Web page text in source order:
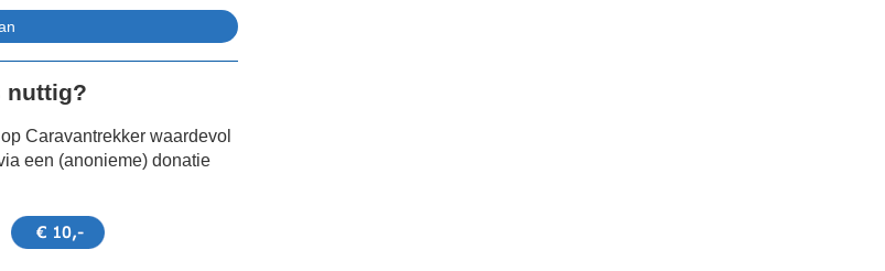
nuttig?
Caravantrekker waardevol
een (anonieme) donatie